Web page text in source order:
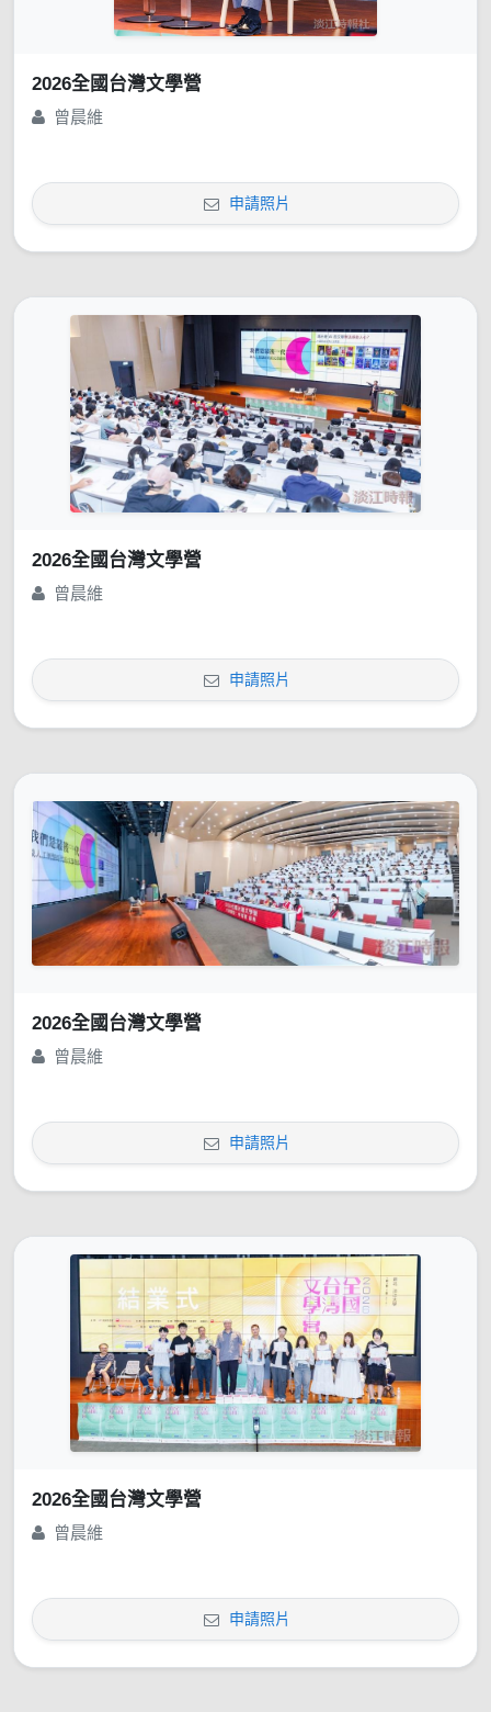
2026全國台灣文學營
曾晨維
申請照片
2026全國台灣文學營
曾晨維
申請照片
2026全國台灣文學營
曾晨維
申請照片
2026全國台灣文學營
曾晨維
申請照片